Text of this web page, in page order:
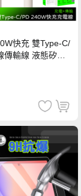
快充 雙Type-C/
傳輸線 液態矽膠